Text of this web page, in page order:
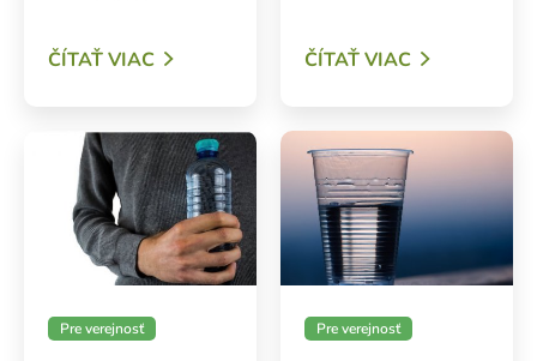
ČÍTAŤ VIAC ČÍTAŤ VIAC
Pre verejnosť Pre verejnosť